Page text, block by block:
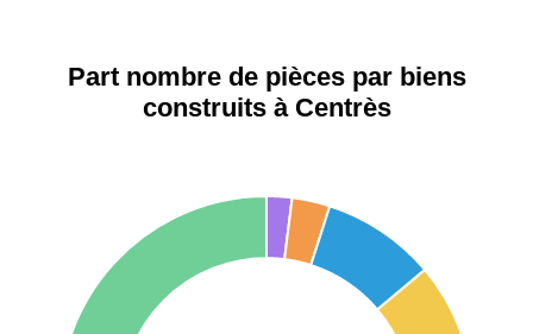
17ème
arrondissement
11 454 € 12 687 €
arrondissement
15 155 €
83000 - 4 284 €
Part nombre de pièces par biens
construits à Centrès